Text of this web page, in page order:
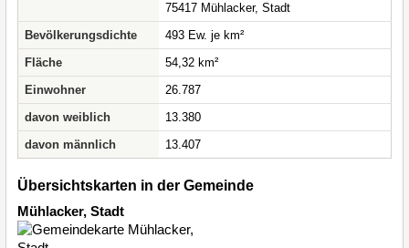
75417 Mühlacker, Stadt
Bevölkerungsdichte
493 Ew. je km²
Fläche
54,32 km²
Einwohner
26.787
davon weiblich
13.380
davon männlich
13.407
Übersichtskarten in der Gemeinde
Mühlacker, Stadt